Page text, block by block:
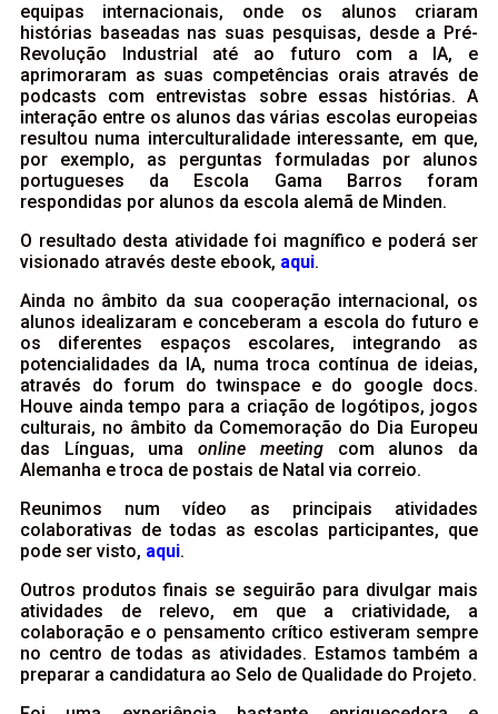
equipas internacionais, onde os alunos criaram
histórias baseadas nas suas pesquisas, desde a Pré-
Revolução Industrial até ao futuro com a IA, e
aprimoraram as suas competências orais através de
podcasts com entrevistas sobre essas histórias. A
interação entre os alunos das várias escolas europeias
resultou numa interculturalidade interessante, em que,
por exemplo, as perguntas formuladas por alunos
portugueses da Escola Gama Barros foram
respondidas por alunos da escola alemã de Minden.
O resultado desta atividade foi magnífico e poderá ser
visionado através deste ebook, aqui.
Ainda no âmbito da sua cooperação internacional, os
alunos idealizaram e conceberam a escola do futuro e
os diferentes espaços escolares, integrando as
potencialidades da IA, numa troca contínua de ideias,
através do forum do twinspace e do google docs.
Houve ainda tempo para a criação de logótipos, jogos
culturais, no âmbito da Comemoração do Dia Europeu
das Línguas, umaonline meetingcom alunos da
Alemanha e troca de postais de Natal via correio.
Reunimos num vídeo as principais atividades
colaborativas de todas as escolas participantes, que
pode ser visto, aqui.
Outros produtos finais se seguirão para divulgar mais
atividades de relevo, em que a criatividade, a
colaboração e o pensamento crítico estiveram sempre
no centro de todas as atividades. Estamos também a
preparar a candidatura ao Selo de Qualidade do Projeto.